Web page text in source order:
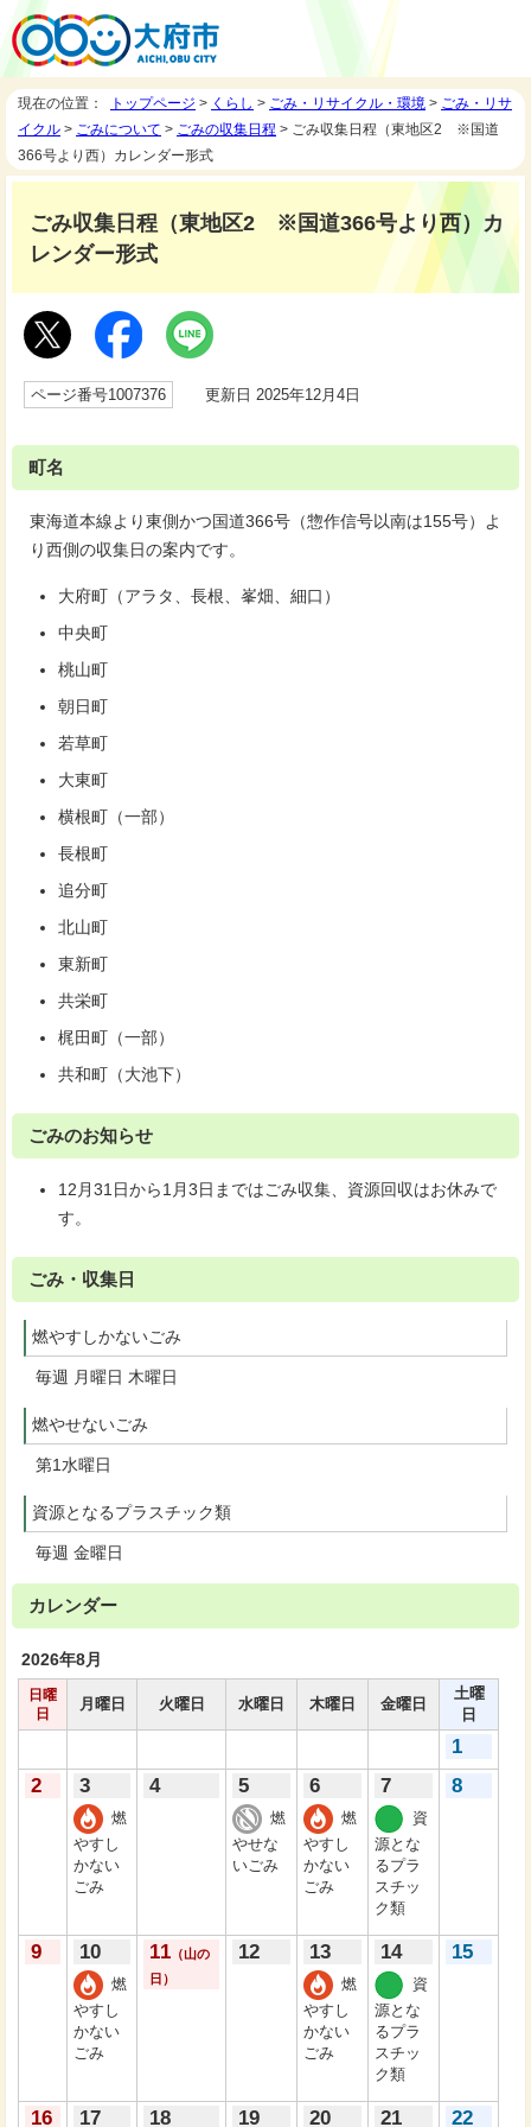
現在の位置： トップページ > くらし > ごみ・リサイクル・環境 > ごみ・リサ
イクル > ごみについて > ごみの収集日程 > ごみ収集日程（東地区2 ※国道
366号より西）カレンダー形式
ごみ収集日程（東地区2 ※国道366号より西）カ
レンダー形式
ページ番号1007376 更新日 2025年12月4日
町名
東海道本線より東側かつ国道366号（惣作信号以南は155号）よ
り西側の収集日の案内です。
大府町（アラタ、長根、峯畑、細口）
中央町
桃山町
朝日町
若草町
大東町
横根町（一部）
長根町
追分町
北山町
東新町
共栄町
梶田町（一部）
共和町（大池下）
ごみのお知らせ
12月31日から1月3日まではごみ収集、資源回収はお休みで
す。
ごみ・収集日
燃やすしかないごみ
毎週 月曜日 木曜日
燃やせないごみ
第1水曜日
資源となるプラスチック類
毎週 金曜日
カレンダー
2026年8月
日曜
日
月曜日 火曜日 水曜日 木曜日 金曜日
土曜
日
1
2
3
燃
やすし
かない
ごみ
4 5
燃
やせな
いごみ
6
燃
やすし
かない
ごみ
7
資
源とな
るプラ
スチッ
ク類
8
9 10
燃
やすし
かない
ごみ
11 （山の
日）
12 13
燃
やすし
かない
ごみ
14
資
源とな
るプラ
スチッ
ク類
15
16 17 18 19 20 21 22